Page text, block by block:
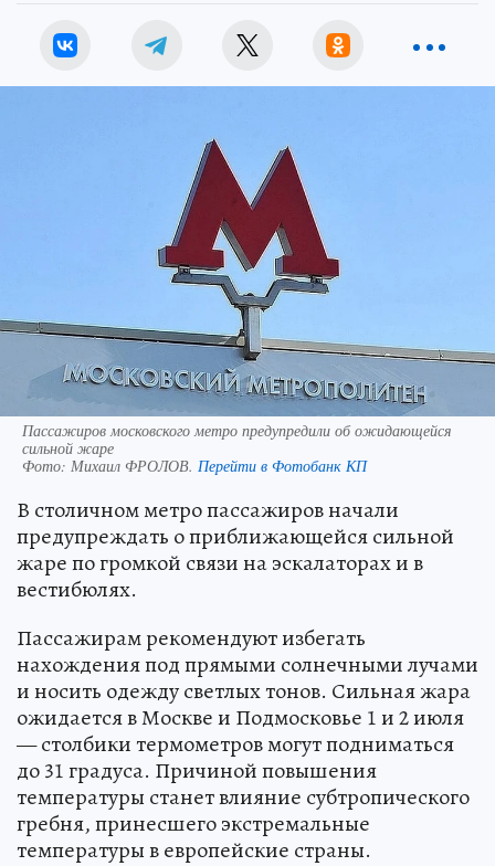
Пассажиров московского метро предупредили об ожидающейся
сильной жаре
Фото: Михаил ФРОЛОВ. Перейти в Фотобанк КП
В столичном метро пассажиров начали
предупреждать о приближающейся сильной
жаре по громкой связи на эскалаторах и в
вестибюлях.
Пассажирам рекомендуют избегать
нахождения под прямыми солнечными лучами
и носить одежду светлых тонов. Сильная жара
ожидается в Москве и Подмосковье 1 и 2 июля
— столбики термометров могут подниматься
до 31 градуса. Причиной повышения
температуры станет влияние субтропического
гребня, принесшего экстремальные
температуры в европейские страны.